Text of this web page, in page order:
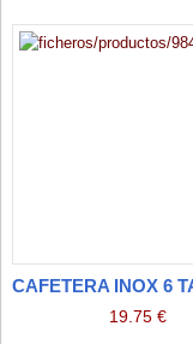
19.75 €